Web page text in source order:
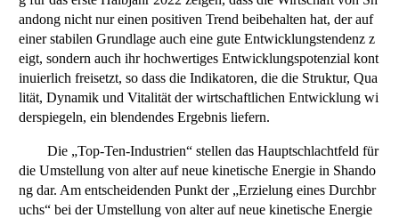
andong nicht nur einen positiven Trend beibehalten hat, der auf
einer stabilen Grundlage auch eine gute Entwicklungstendenz z
eigt, sondern auch ihr hochwertiges Entwicklungspotenzial kont
inuierlich freisetzt, so dass die Indikatoren, die die Struktur, Qua
lität, Dynamik und Vitalität der wirtschaftlichen Entwicklung wi
derspiegeln, ein blendendes Ergebnis liefern.
Die „Top-Ten-Industrien“ stellen das Hauptschlachtfeld für
die Umstellung von alter auf neue kinetische Energie in Shando
ng dar. Am entscheidenden Punkt der „Erzielung eines Durchbr
uchs“ bei der Umstellung von alter auf neue kinetische Energie